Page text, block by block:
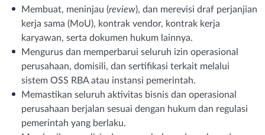
Membuat, meninjau (review), dan merevisi draf perjanjian
kerja sama (MoU), kontrak vendor, kontrak kerja
karyawan, serta dokumen hukum lainnya.
Mengurus dan memperbarui seluruh izin operasional
perusahaan, domisili, dan sertifikasi terkait melalui
sistem OSS RBA atau instansi pemerintah.
Memastikan seluruh aktivitas bisnis dan operasional
perusahaan berjalan sesuai dengan hukum dan regulasi
pemerintah yang berlaku.